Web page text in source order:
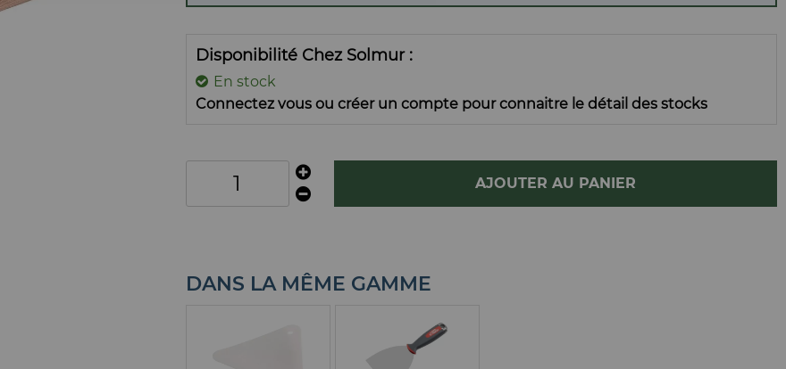
Disponibilité Chez Solmur
En stock
Connectez vous ou créer un compte pour connaitre le détail des stocks
AJOUTER AU PANIER
DANS LA MÊME GAMME